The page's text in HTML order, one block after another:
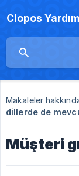
Clopos
Makaleler
dillerde de
Müşteri